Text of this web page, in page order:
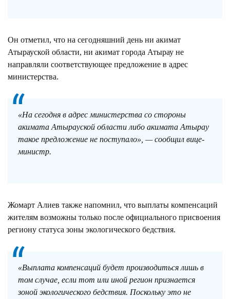
Он отметил, что на сегодняшний день ни акимат
Атырауской области, ни акимат города Атырау не
направляли соответствующее предложение в адрес
министерства.
«На сегодня в адрес министерства со стороны
акимата Атырауской области либо акимата Атырау
такое предложение не поступало», — сообщил вице-
министр.
Жомарт Алиев также напомнил, что выплаты компенсаций
жителям возможны только после официального присвоения
региону статуса зоны экологического бедствия.
«Выплата компенсаций будет производиться лишь в
том случае, если тот или иной регион признается
зоной экологического бедствия. Поскольку это не